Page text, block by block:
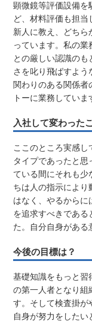
顕微鏡等評価設備を
ど、材料評価も担
新人に教え、どちら
っています。私の
との厳しい認識の
さを叱り飛ばすよう
関わりのある関係者
トーに業務していま
入社して変わった
ここのところ実感
タイプであったと
ている間にそれも少
ちは人の指示によ
はなく、やるから
を追求すべきである
た。自分自身がある
今後の目標は？
基礎知識をもっと習
の第一人者となり組
す。そして検査掛が
自身が努力をした